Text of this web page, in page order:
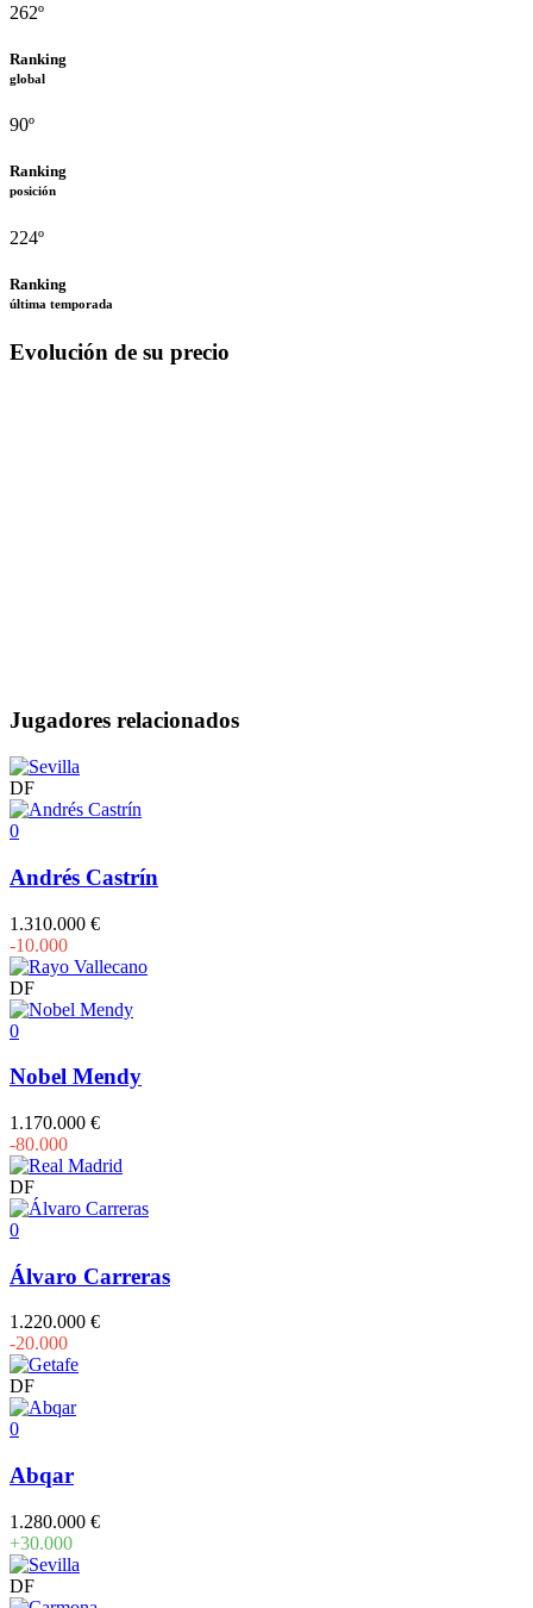
262º
Ranking
global
90º
Ranking
posición
224º
Ranking
última temporada
Evolución de su precio
Jugadores relacionados
DF
0
Andrés Castrín
1.310.000 €
-10.000
DF
0
Nobel Mendy
1.170.000 €
-80.000
DF
0
Álvaro Carreras
1.220.000 €
-20.000
DF
0
Abqar
1.280.000 €
+30.000
DF